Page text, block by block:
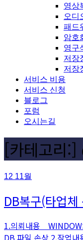
영상
오디
패드
암호
영구
저장
저장
서비스 비용
서비스 신청
블로그
포럼
오시는길
[카테고리:]
12 11월
DB복구(타업체
1.의뢰내용
DB 파일 손상 2.작업